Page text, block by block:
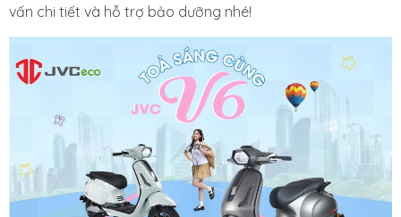
vấn chi tiết và hỗ trợ bảo dưỡng nhé!